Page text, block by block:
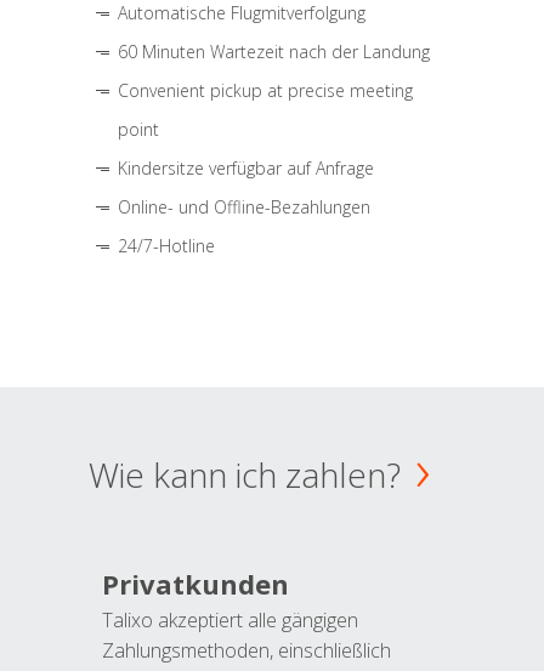
Automatische Flugmitverfolgung
60 Minuten Wartezeit nach der Landung
Convenient pickup at precise meeting
point
Kindersitze verfügbar auf Anfrage
Online- und Offline-Bezahlungen
24/7-Hotline
Wie kann ich zahlen?
Privatkunden
Talixo akzeptiert alle gängigen
Zahlungsmethoden, einschließlich